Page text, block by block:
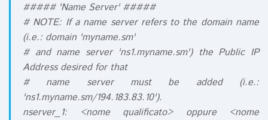
##### 'Name Server' #####
# NOTE: If a name server refers to the domain name
(i.e.: domain 'myname.sm'
# and name server 'ns1.myname.sm') the Public IP
Address desired for that
# name server must be added (i.e.:
'ns1.myname.sm/194.183.83.10').
nserver_1: <nome qualificato> oppure <nome